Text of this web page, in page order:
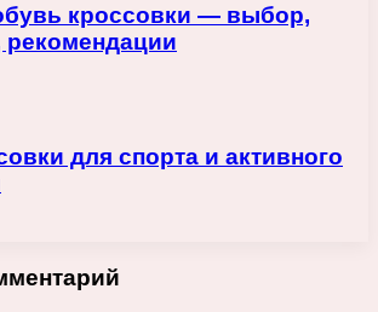
кроссовки — выбор,
рекомендации
для спорта и активного